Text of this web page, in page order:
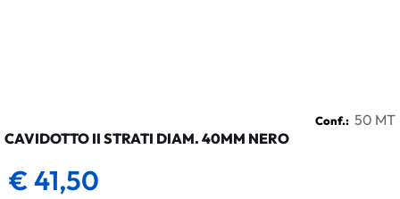
Conf.: 50 MT
CAVIDOTTO II STRATI DIAM. 40MM NERO
€ 41,50